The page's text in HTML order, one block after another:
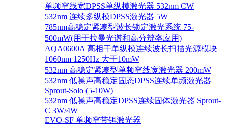
单频窄线宽DPSS单纵模激光器 532nm CW
532nm 连续多纵模DPSS激光器 5W
785nm高稳定紧凑型波长锁定激光系统 75-
500mW(用于拉曼光谱和高分辨率应用)
AQA0600A 高相干单纵模连续波长扫描光源模块
1060nm 1250Hz 大于10mW
532nm 高稳定紧凑型单频窄线宽激光器 200mW
532nm 低噪声高稳定固态DPSS连续单频激光器
Sprout‐Solo (5-10W)
532nm 低噪声高稳定DPSS连续固体激光器 Sprout-
C 3W/4W
EVO-SF 单频窄带铒激光器